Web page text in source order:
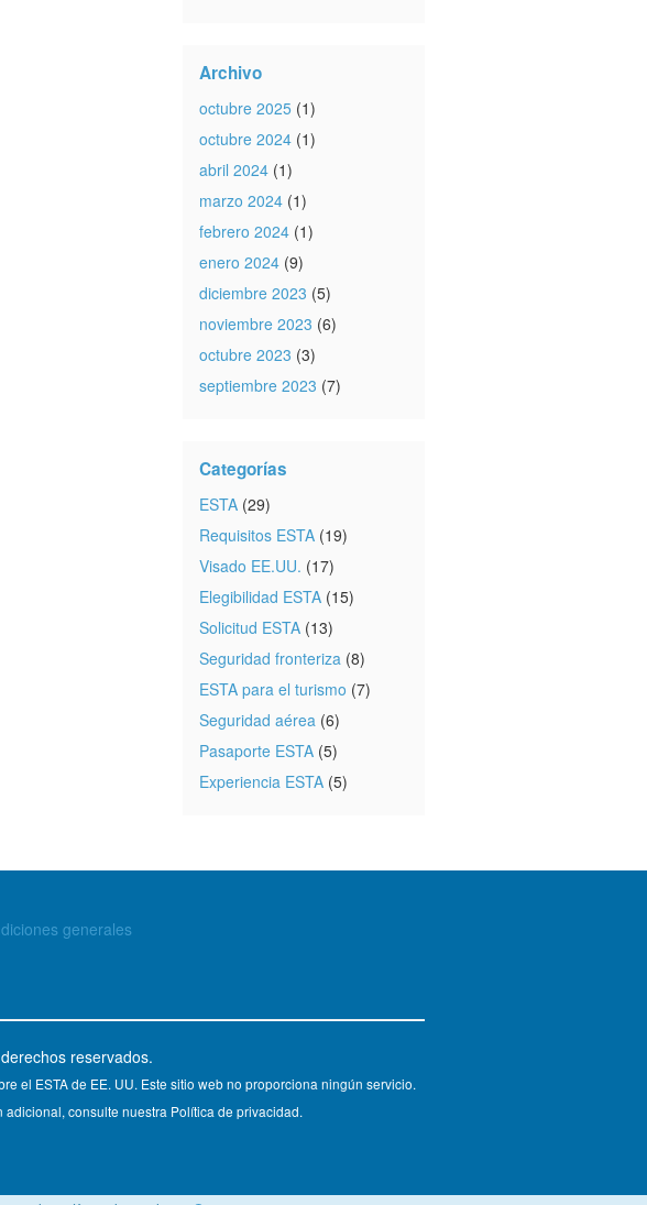
Archivo
octubre 2025 (1)
octubre 2024 (1)
abril 2024 (1)
marzo 2024 (1)
febrero 2024 (1)
enero 2024 (9)
diciembre 2023 (5)
noviembre 2023 (6)
octubre 2023 (3)
septiembre 2023 (7)
Categorías
ESTA (29)
Requisitos ESTA (19)
Visado EE.UU. (17)
Elegibilidad ESTA (15)
Solicitud ESTA (13)
Seguridad fronteriza (8)
ESTA para el turismo (7)
Seguridad aérea (6)
Pasaporte ESTA (5)
Experiencia ESTA (5)
generales
reservados.
el ESTA de EE. UU. Este sitio web no proporciona ningún servicio.
consulte nuestra Política de privacidad.